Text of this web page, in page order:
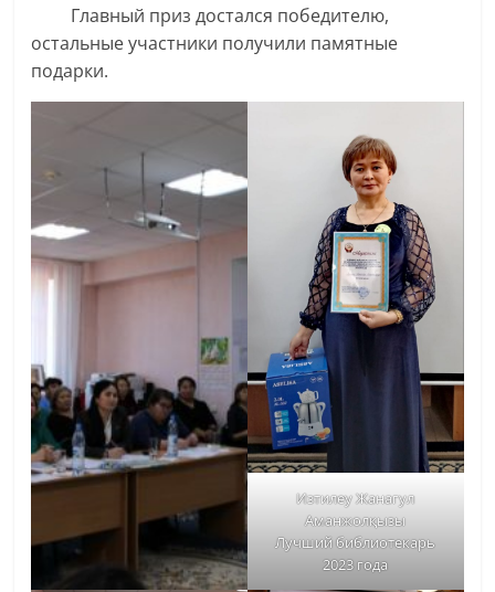
Главный приз достался победителю,
остальные участники получили памятные
подарки.
Изтилеу Жанагул
Аманжолқызы
Лучший библиотекарь
2023 года